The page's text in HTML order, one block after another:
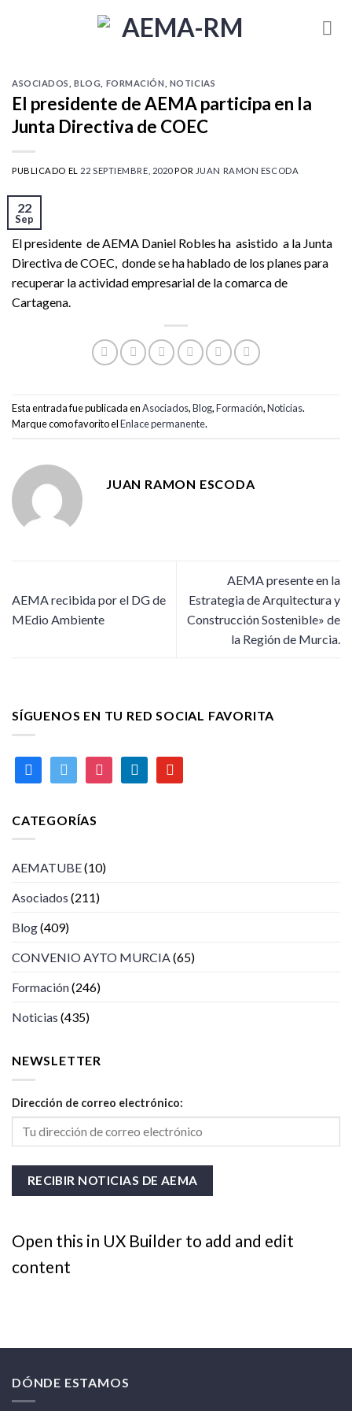
ASOCIADOS ,BLOG FORMACIÓN NOTICIAS
El presidente de AEMA participa en la
Junta Directiva de COEC
PUBLICADO EL 22 SEPTIEMBRE, 2020POR JUAN RAMON ESCODA
22
Sep
El presidente de AEMA Daniel Robles ha asistido a la Junta
Directiva de COEC, donde se ha hablado de los planes para
recuperar la actividad empresarial de la comarca de
Cartagena.
Esta entrada fue publicada enAsociados,Blog,Formación,Noticias.
Marque como favorito elEnlace permanente.
JUAN RAMON ESCODA
AEMA recibida por el DG de
MEdio Ambiente
AEMA presente en la
Estrategia de Arquitectura y
Construcción Sostenible» de
la Región de Murcia.
SÍGUENOS EN TU RED SOCIAL FAVORITA
facebooktwitter instagramlinkedin youtube
CATEGORÍAS
AEMATUBE(10)
Asociados (211)
Blog(409)
CONVENIO AYTO MURCIA(65)
Formación(246)
Noticias (435)
NEWSLETTER
Dirección de correo electrónico:
Open this in UX Builder to add and edit
content
DÓNDE ESTAMOS